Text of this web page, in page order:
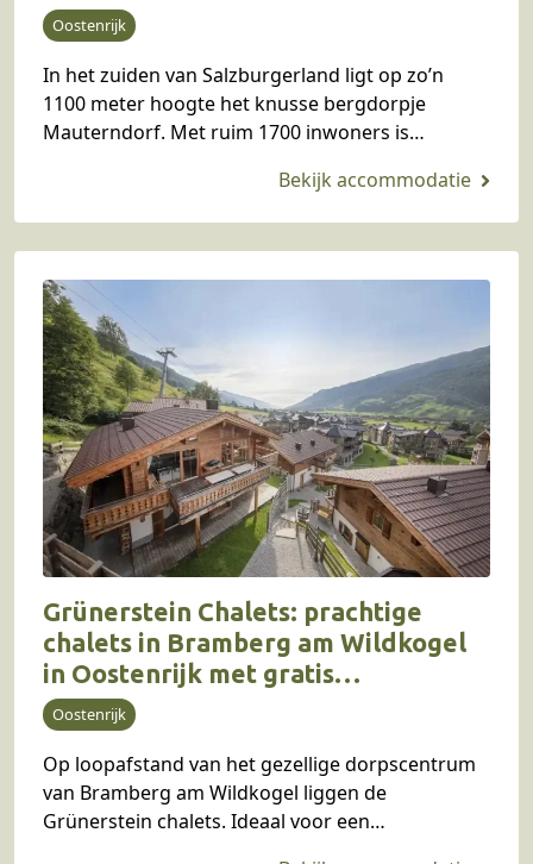
Oostenrijk
In het zuiden van Salzburgerland ligt op zo’n
1100 meter hoogte het knusse bergdorpje
Mauterndorf. Met ruim 1700 inwoners is
Grünerstein Chalets: prachtige
chalets in Bramberg am Wildkogel
in Oostenrijk met gratis
Sommercard!
Oostenrijk
Op loopafstand van het gezellige dorpscentrum
van Bramberg am Wildkogel liggen de
Grünerstein chalets. Ideaal voor een